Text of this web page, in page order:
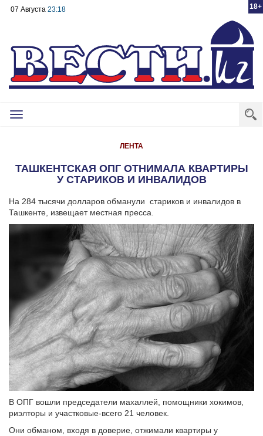
18+
07 Августа 23:18
Toggle
ЛЕНТА
ТАШКЕНТСКАЯ ОПГ ОТНИМАЛА КВАРТИРЫ
У СТАРИКОВ И ИНВАЛИДОВ
На 284 тысячи долларов обманули стариков и инвалидов в
Ташкенте, извещает местная пресса.
В ОПГ вошли председатели махаллей, помощники хокимов,
риэлторы и участковые-всего 21 человек.
Они обманом, входя в доверие, отжимали квартиры у